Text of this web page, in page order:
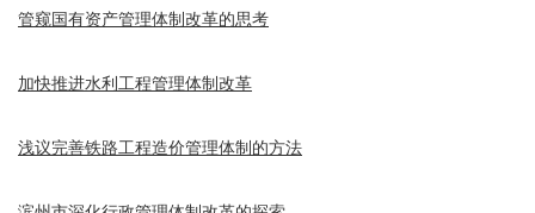
管窥国有资产管理体制改革的思考
加快推进水利工程管理体制改革
浅议完善铁路工程造价管理体制的方法